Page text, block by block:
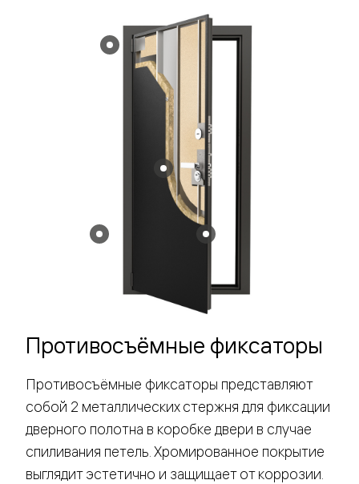
Противосъёмные фиксаторы
Противосъёмные фиксаторы представляют
собой 2 металлических стержня для фиксации
дверного полотна в коробке двери в случае
спиливания петель. Хромированное покрытие
выглядит эстетично и защищает от коррозии.